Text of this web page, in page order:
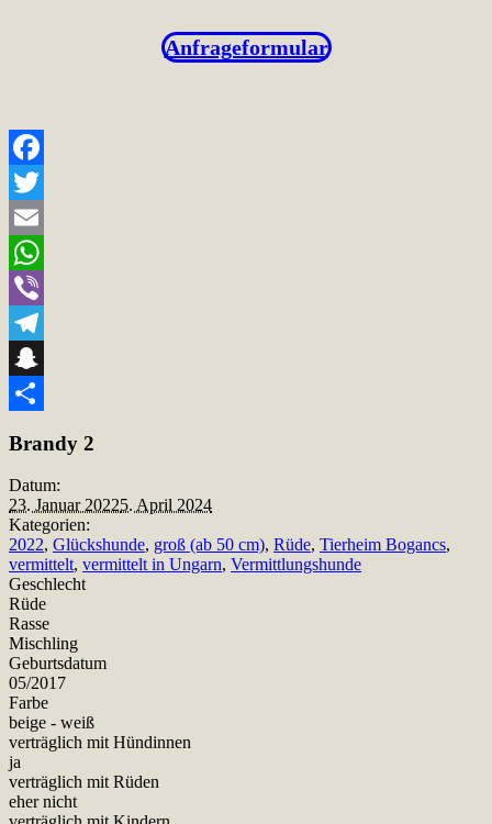
Anfrageformular
Facebook
Twitter
Email
WhatsApp
Viber
Telegram
Snapchat
Brandy 2
Datum:
23. Januar 20225. April 2024
Kategorien:
2022, Glückshunde, groß (ab 50 cm), Rüde, Tierheim Bogancs,
vermittelt, vermittelt in Ungarn, Vermittlungshunde
Geschlecht
Rüde
Rasse
Mischling
Geburtsdatum
05/2017
Farbe
beige - weiß
verträglich mit Hündinnen
ja
verträglich mit Rüden
eher nicht